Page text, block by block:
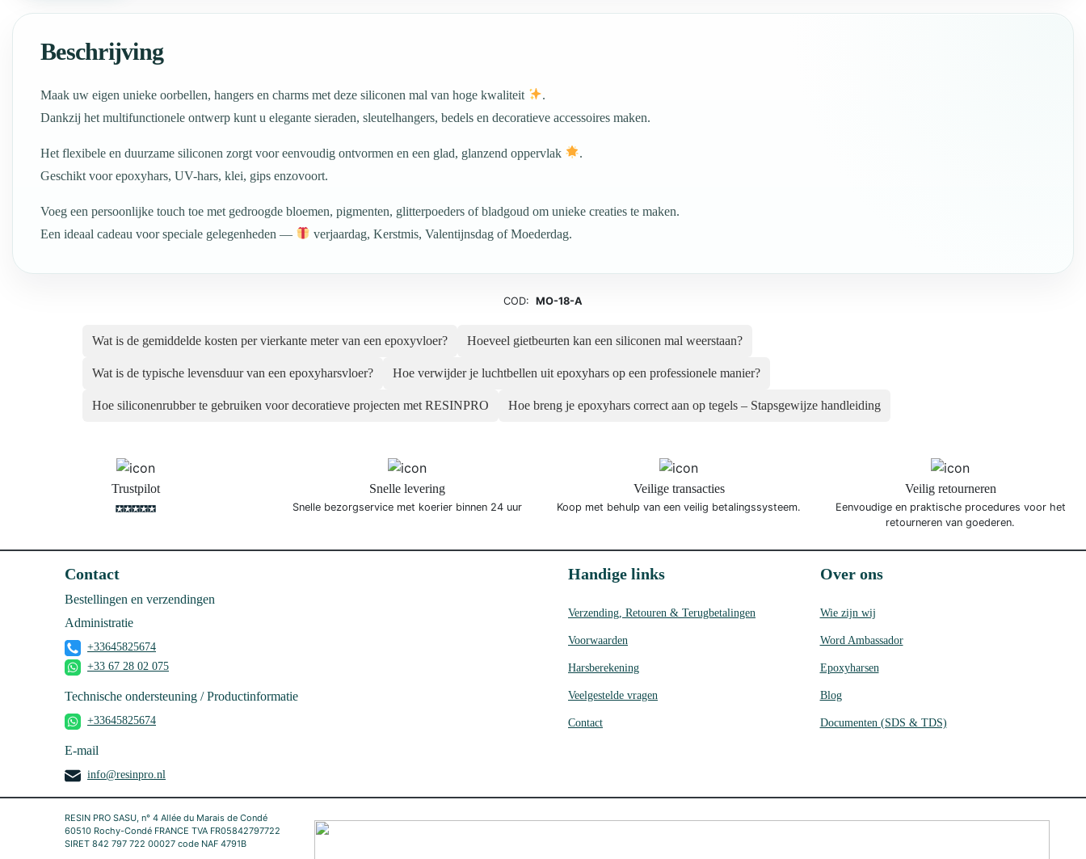
Beschrijving
Maak uw eigen unieke oorbellen, hangers en charms met deze siliconen mal van hoge kwaliteit
.
Dankzij het multifunctionele ontwerp kunt u elegante sieraden, sleutelhangers, bedels en decoratieve accessoires maken.
Het flexibele en duurzame siliconen zorgt voor eenvoudig ontvormen en een glad, glanzend oppervlak
.
Geschikt voor epoxyhars, UV-hars, klei, gips enzovoort.
Voeg een persoonlijke touch toe met gedroogde bloemen, pigmenten, glitterpoeders of bladgoud om unieke creaties te maken.
Een ideaal cadeau voor speciale gelegenheden —
verjaardag, Kerstmis, Valentijnsdag of Moederdag.
COD: MO-18-A
Wat is de gemiddelde kosten per vierkante meter van een epoxyvloer? Hoeveel gietbeurten kan een siliconen mal weerstaan?
Wat is de typische levensduur van een epoxyharsvloer? Hoe verwijder je luchtbellen uit epoxyhars op een professionele manier?
Hoe siliconenrubber te gebruiken voor decoratieve projecten met RESINPRO Hoe breng je epoxyhars correct aan op tegels – Stapsgewijze handleiding
Trustpilot Snelle levering
Snelle bezorgservice met koerier binnen 24 uur
Veilige transacties
Koop met behulp van een veilig betalingssysteem.
Veilig retourneren
Eenvoudige en praktische procedures voor het
retourneren van goederen.
Contact
Bestellingen en verzendingen
Administratie
+33645825674
+33 67 28 02 075
Technische ondersteuning / Productinformatie
+33645825674
E-mail
info@resinpro.nl
Handige links
Verzending, Retouren & Terugbetalingen
Voorwaarden
Harsberekening
Veelgestelde vragen
Contact
Over ons
Wie zijn wij
Word Ambassador
Epoxyharsen
Blog
Documenten (SDS & TDS)
RESIN PRO SASU, n° 4 Allée du Marais de Condé
60510 Rochy-Condé FRANCE TVA FR05842797722
SIRET 842 797 722 00027 code NAF 4791B